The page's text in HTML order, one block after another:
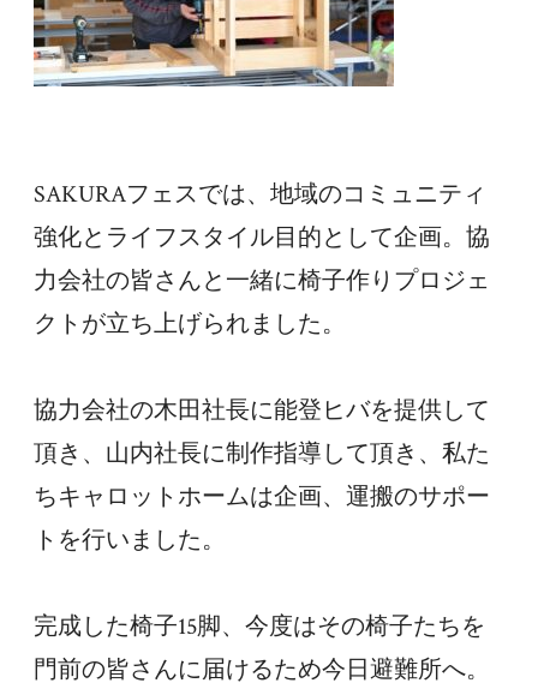
SAKURAフェスでは、地域のコミュニティ
強化とライフスタイル目的として企画。協
力会社の皆さんと一緒に椅子作りプロジェ
クトが立ち上げられました。
協力会社の木田社長に能登ヒバを提供して
頂き、山内社長に制作指導して頂き、私た
ちキャロットホームは企画、運搬のサポー
トを行いました。
完成した椅子15脚、今度はその椅子たちを
門前の皆さんに届けるため今日避難所へ。